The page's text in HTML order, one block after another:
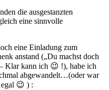
die ausgestanzten
eine sinnvolle
eine Einladung zum
anstand („Du machst doch
Klar kann ich 😉 !), habe ich
abgewandelt…(oder war
😉 ) :